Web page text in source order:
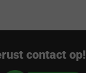
contact op!